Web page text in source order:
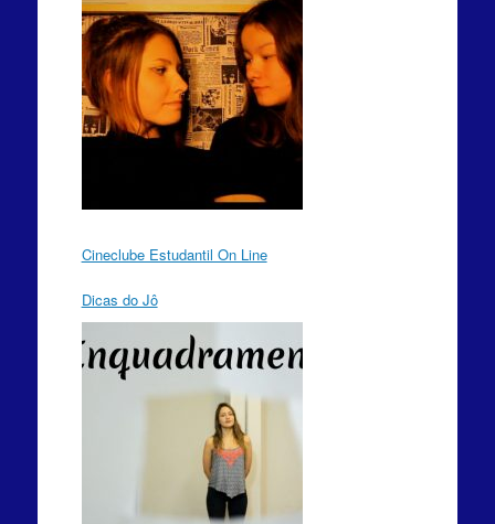
Cineclube Estudantil On Line
Dicas do Jô